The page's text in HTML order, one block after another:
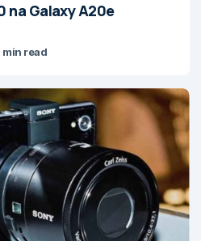
na Galaxy A20e
min read